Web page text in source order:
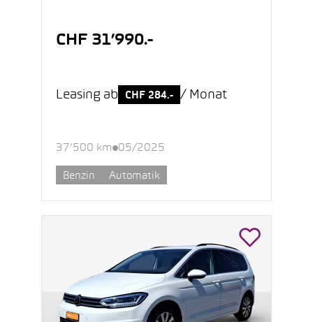
CHF 31’990.-
Leasing ab CHF 284.- / Monat
37’500 km 05/2025
Benzin Automatik